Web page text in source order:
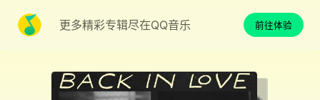
更多精彩专辑尽在QQ音乐 前往体验